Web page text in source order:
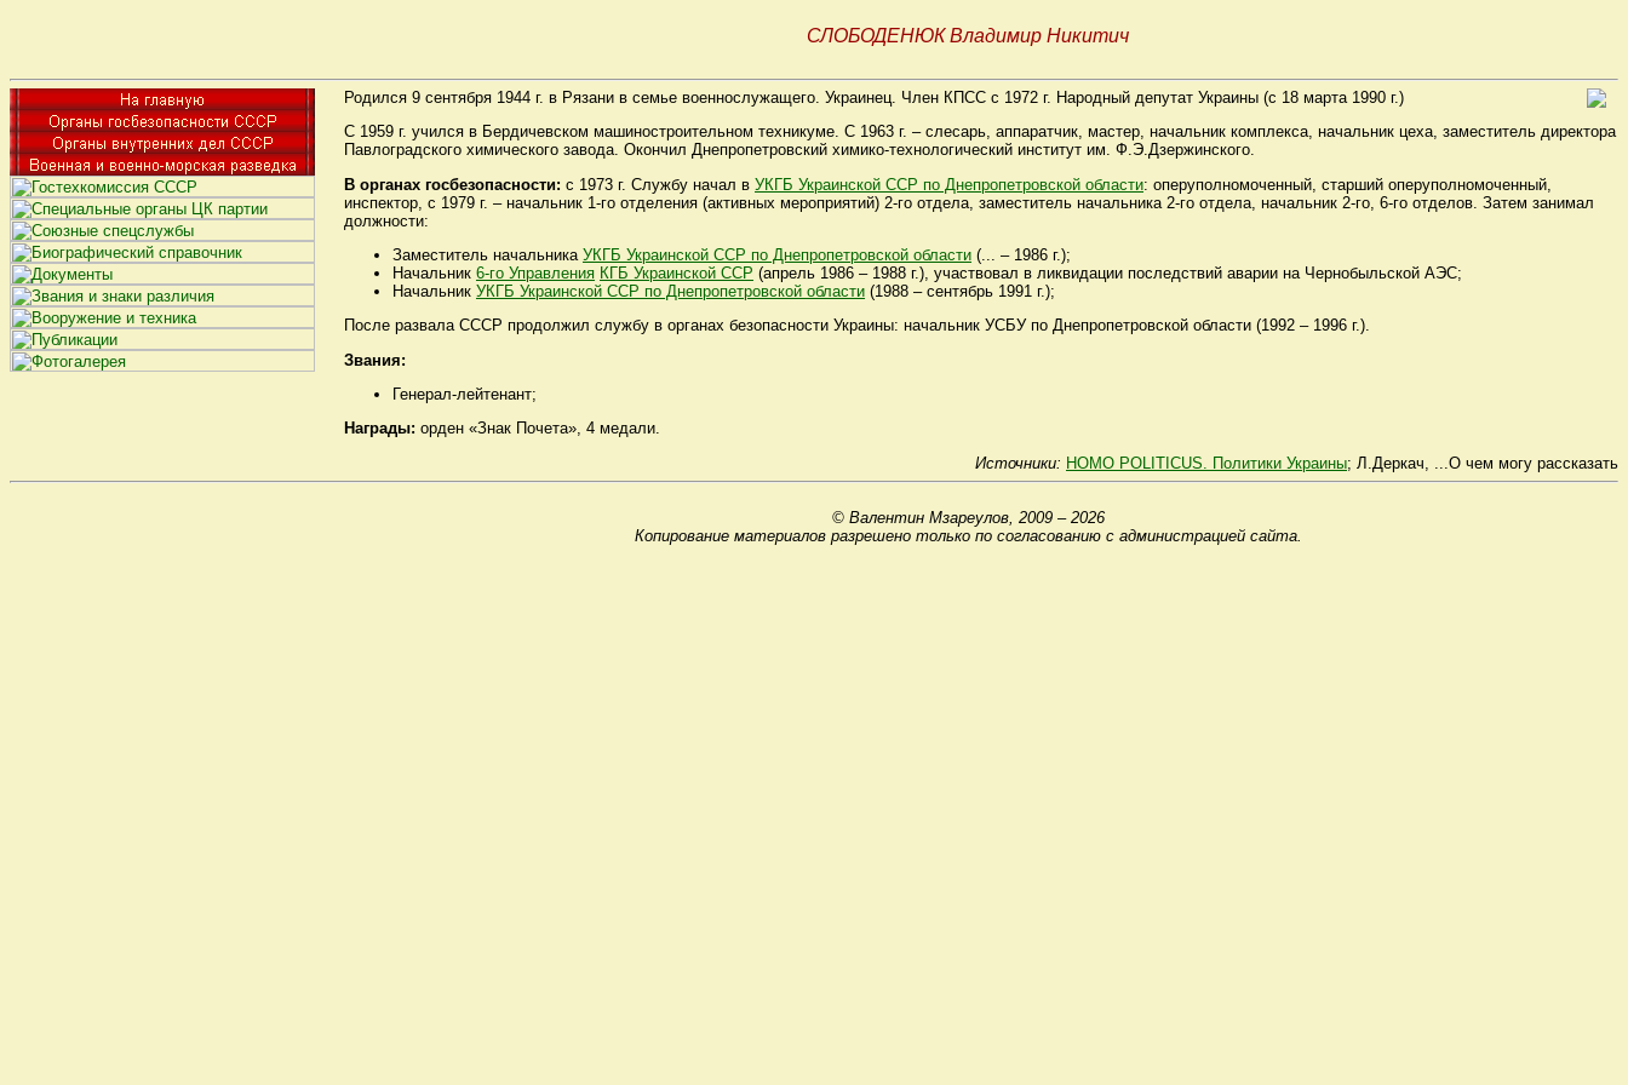
СЛОБОДЕНЮК Владимир Никитич
Родился 9 сентября 1944 г. в Рязани в семье военнослужащего. Украинец. Член КПСС с 1972 г. Народный депутат Украины (с 18 марта 1990 г.)
С 1959 г. учился в Бердичевском машиностроительном техникуме. С 1963 г. – слесарь, аппаратчик, мастер, начальник комплекса, начальник цеха, заместитель директора
Павлоградского химического завода. Окончил Днепропетровский химико-технологический институт им. Ф.Э.Дзержинского.
В органах госбезопасности: с 1973 г. Службу начал в УКГБ Украинской ССР по Днепропетровской области: оперуполномоченный, старший оперуполномоченный,
инспектор, с 1979 г. – начальник 1-го отделения (активных мероприятий) 2-го отдела, заместитель начальника 2-го отдела, начальник 2-го, 6-го отделов. Затем занимал
должности:
Заместитель начальника УКГБ Украинской ССР по Днепропетровской области (... – 1986 г.);
Начальник 6-го Управления КГБ Украинской ССР (апрель 1986 – 1988 г.), участвовал в ликвидации последствий аварии на Чернобыльской АЭС;
Начальник УКГБ Украинской ССР по Днепропетровской области (1988 – сентябрь 1991 г.);
После развала СССР продолжил службу в органах безопасности Украины: начальник УСБУ по Днепропетровской области (1992 – 1996 г.).
Звания:
Генерал-лейтенант;
Награды: орден «Знак Почета», 4 медали.
Источники: HOMO POLITICUS. Политики Украины; Л.Деркач, ...О чем могу рассказать
© Валентин Мзареулов, 2009 – 2026
Копирование материалов разрешено только по согласованию с администрацией сайта.